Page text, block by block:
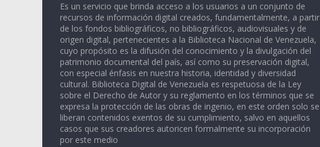
Es un servicio que brinda acceso a los usuarios a un conjunto de
recursos de información digital creados, fundamentalmente, a partir
de los fondos bibliográficos, no bibliográficos, audiovisuales y de
origen digital, pertenecientes a la Biblioteca Nacional de Venezuela,
cuyo propósito es la difusión del conocimiento y la divulgación del
patrimonio documental del país, así como su preservación digital,
con especial énfasis en nuestra historia, identidad y diversidad
cultural. Biblioteca Digital de Venezuela es respetuosa de la Ley
sobre el Derecho de Autor y su reglamento en los términos que se
expresa la protección de las obras de ingenio, en este orden solo se
liberan contenidos exentos de su cumplimiento, salvo en aquellos
casos que sus creadores autoricen formalmente su incorporación
por este medio